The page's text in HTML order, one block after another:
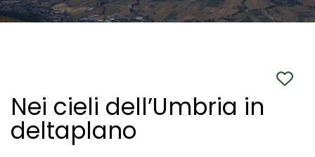
Nei cieli dell’Umbria in
deltaplano